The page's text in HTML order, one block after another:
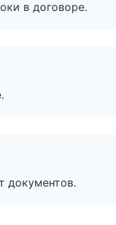
в договоре.
документов.